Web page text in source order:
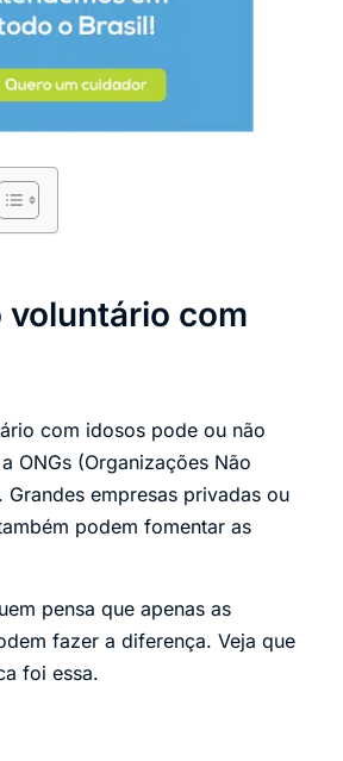
voluntário com
com idosos pode ou não
ONGs (Organizações Não
Grandes empresas privadas ou
podem fomentar as
pensa que apenas as
fazer a diferença. Veja que
foi essa.